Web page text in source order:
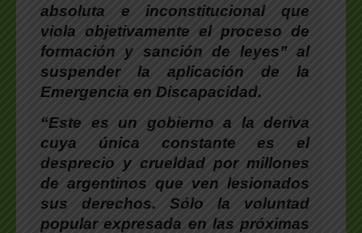
absoluta e inconstitucional que
viola objetivamente el proceso de
formación y sanción de leyes” al
suspender la aplicación de la
Emergencia en Discapacidad.
“Este es un gobierno a la deriva
cuya única constante es el
desprecio y crueldad por millones
de argentinos que ven lesionados
sus derechos. Sólo la voluntad
popular expresada en las próximas